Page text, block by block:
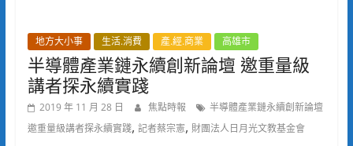
地方大小事 生活.消費 產.經.商業 高雄市
半導體產業鏈永續創新論壇 邀重量級
講者探永續實踐
2019 年 11 月 28 日 焦點時報
半導體產業鏈永續創新論壇
邀重量級講者探永續實踐, 記者蔡宗憲, 財團法人日月光文教基金會